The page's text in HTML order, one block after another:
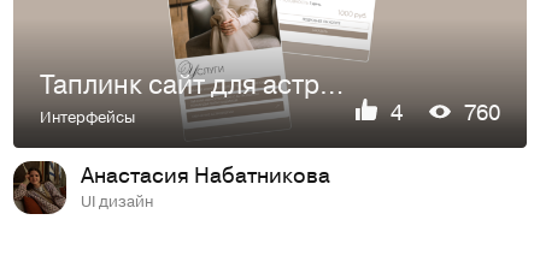
Таплинк сайт для астролога
Интерфейсы 4 760
Анастасия Набатникова
UI дизайн